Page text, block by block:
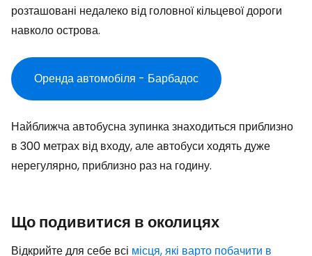
розташовані недалеко від головної кільцевої дороги
навколо острова.
Оренда автомобіля - Барбадос
Найближча автобусна зупинка знаходиться приблизно
в 300 метрах від входу, але автобуси ходять дуже
нерегулярно, приблизно раз на годину.
Що подивитися в околицях
Відкрийте для себе всі місця, які варто побачити в